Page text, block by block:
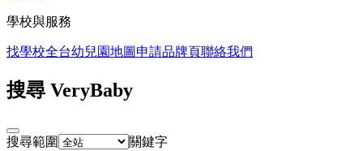
學校與服務
找學校全台幼兒園地圖 申請品牌頁聯絡我們
搜尋 VeryBaby
搜尋範圍 關鍵字